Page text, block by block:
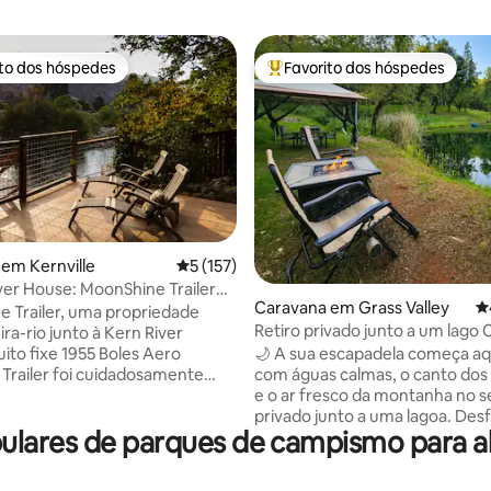
em 5 estrelas, 441avaliações
dos hóspedes mais apreciados
dos hóspedes
Kernville Classificação média de 5 em 5 estrelas,
5 (157)
House: MoonShine Trailer
Trailer, uma propriedade
rio junto à Kern River
fixe 1955 Boles Aero
Trailer foi cuidadosamente
Rapids. À beira-mar
acesso ao rio, banheira de
Favoritos dos hóspedes mais
Favorito dos hóspedes
Caravana em Grass Valley
Retiro privado junto a um lago
Lareira exterior • Observação
🌙 A sua escapadela começa aqui
com águas calmas, o canto
e o ar fresco da montanha no
privado junto a uma lagoa.
manhãs descontraídas com
quente junto à água, tardes ao
de parques de campismo para